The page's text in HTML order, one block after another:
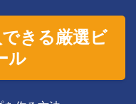
きる厳選ビ
ル